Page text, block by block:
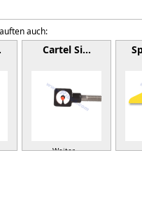
auch:
Cartel Si…
Weiter »